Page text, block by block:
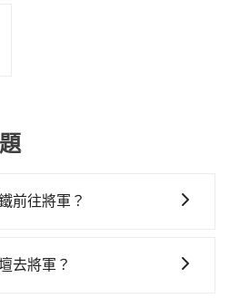
前往將軍？
06:25一直到23:07，台中-台
去將軍？